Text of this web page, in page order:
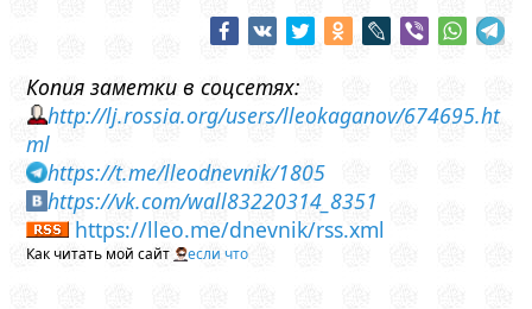
Копия заметки в соцсетях:
http://lj.rossia.org/users/lleokaganov/674695.ht
ml
https://t.me/lleodnevnik/1805
https://vk.com/wall83220314_8351
https://lleo.me/dnevnik/rss.xml
Как читать мой сайт если что